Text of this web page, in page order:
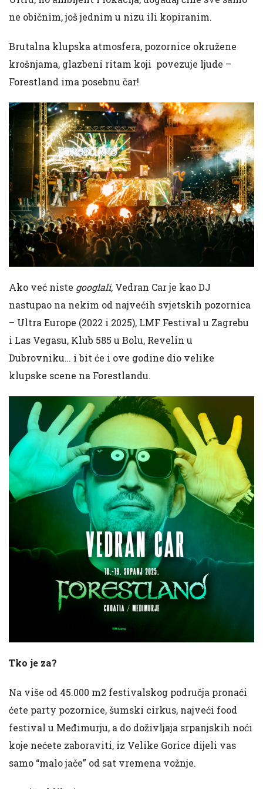
ne običnim, još jednim u nizu ili kopiranim.
Brutalna klupska atmosfera, pozornice okružene
krošnjama, glazbeni ritam koji povezuje ljude –
Forestland ima posebnu čar!
Ako već niste googlali, Vedran Car je kao DJ
nastupao na nekim od najvećih svjetskih pozornica
– Ultra Europe (2022 i 2025), LMF Festival u Zagrebu
i Las Vegasu, Klub 585 u Bolu, Revelin u
Dubrovniku… i bit će i ove godine dio velike
klupske scene na Forestlandu.
Tko je za?
Na više od 45.000 m2 festivalskog područja pronaći
ćete party pozornice, šumski cirkus, najveći food
festival u Međimurju, a do doživljaja srpanjskih noći
koje nećete zaboraviti, iz Velike Gorice dijeli vas
samo “malo jače” od sat vremena vožnje.